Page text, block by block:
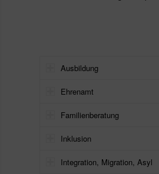
Ausbildung
Ehrenamt
Familienberatung
Inklusion
Integration, Migration, Asyl